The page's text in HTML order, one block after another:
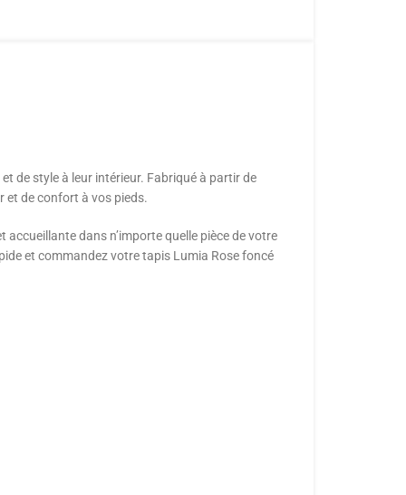
de style à leur intérieur. Fabriqué à partir de
et de confort à vos pieds.
dans n’importe quelle pièce de votre
et commandez votre tapis Lumia Rose foncé